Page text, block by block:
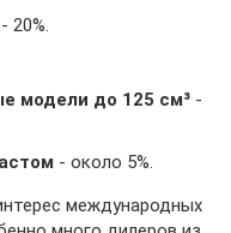
- 20%.
модели до 125 см³ -
- около 5%.
международных